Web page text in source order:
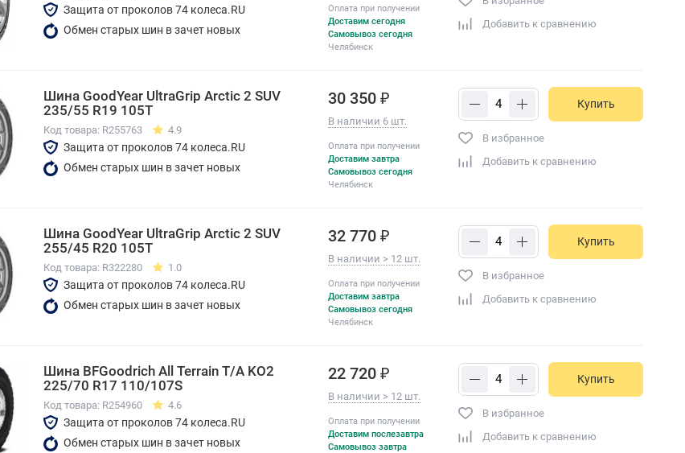
Защита от проколов 74 колеса.RU
Обмен старых шин в зачет новых
Оплата при получении
Доставим сегодня
Самовывоз сегодня
Челябинск
Добавить к сравнению
Шина GoodYear UltraGrip Arctic 2 SUV
235/55 R19 105T
Код товара: R255763 4.9
Защита от проколов 74 колеса.RU
Обмен старых шин в зачет новых
30 350 ₽
В наличии 6 шт.
Оплата при получении
Доставим завтра
Самовывоз сегодня
Челябинск
Купить
В избранное
Добавить к сравнению
Шина GoodYear UltraGrip Arctic 2 SUV
255/45 R20 105T
Код товара: R322280 1.0
Защита от проколов 74 колеса.RU
Обмен старых шин в зачет новых
32 770 ₽
В наличии > 12 шт.
Оплата при получении
Доставим завтра
Самовывоз сегодня
Челябинск
Купить
В избранное
Добавить к сравнению
Шина BFGoodrich All Terrain T/A KO2
225/70 R17 110/107S
Код товара: R254960 4.6
Защита от проколов 74 колеса.RU
Обмен старых шин в зачет новых
22 720 ₽
В наличии > 12 шт.
Оплата при получении
Доставим послезавтра
Самовывоз завтра
Купить
В избранное
Добавить к сравнению